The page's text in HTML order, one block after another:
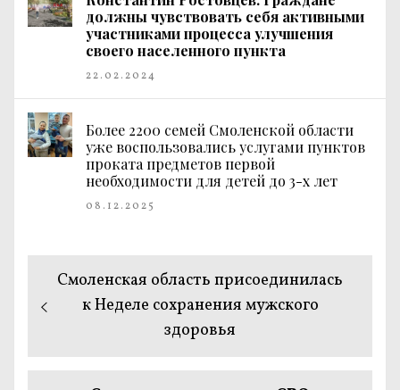
должны чувствовать себя активными
участниками процесса улучшения
своего населенного пункта
22.02.2024
Более 2200 семей Смоленской области
уже воспользовались услугами пунктов
проката предметов первой
необходимости для детей до 3-х лет
08.12.2025
Навигация
по
Предыдущая
запись:
Смоленская область присоединилась
к Неделе сохранения мужского
здоровья